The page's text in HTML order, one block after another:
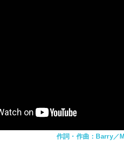
作詞・作曲：Barry